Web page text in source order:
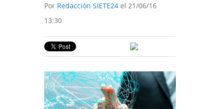
Por Redacción SIETE24 el 21/06/16
13:30